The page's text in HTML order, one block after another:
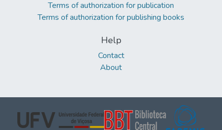
Terms of authorization for publication
Terms of authorization for publishing books
Help
Contact
About